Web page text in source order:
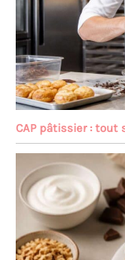
CAP pâtissier : tout